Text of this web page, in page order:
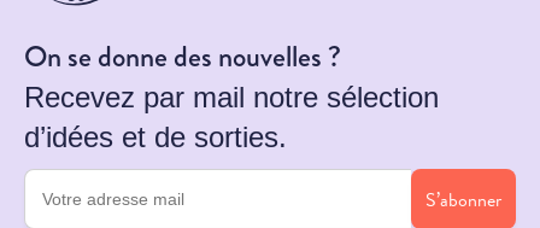
On se donne des nouvelles ?
Recevez par mail notre sélection
d’idées et de sorties.
S’abonner